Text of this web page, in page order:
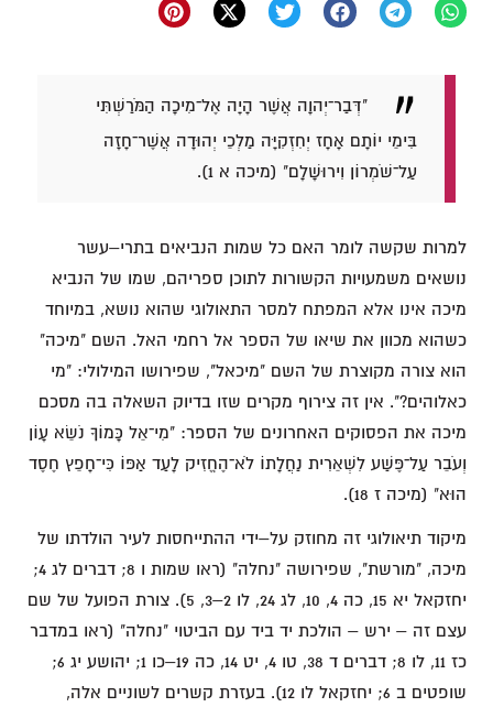
"דְּבַר־יְהוָה אֲשֶׁר הָיָה אֶל־מִיכָה הַמֹּרַשְׁתִּי
בִּימֵי יוֹתָם אָחָז יְחִזְקִיָּה מַלְכֵי יְהוּדָה אֲשֶׁר־חָזָה
עַל־שֹׁמְרוֹן וִירוּשָׁלִָם" (מיכה א 1).
למרות שקשה לומר האם כל שמות הנביאים בתרי–עשר
נושאים משמעויות הקשורות לתוכן ספריהם, שמו של הנביא
מיכה אינו אלא המפתח למסר התאולוגי שהוא נושא, במיוחד
כשהוא מכוון את שיאו של הספר אל רחמי האל. השם "מיכה"
הוא צורה מקוצרת של השם "מיכאל", שפירושו המילולי: "מי
כאלוהים?". אין זה צירוף מקרים שזו בדיוק השאלה בה מסכם
מיכה את הפסוקים האחרונים של הספר: "מִי־אֵל כָּמוֹךָ נֹשֵׂא עָוֹן
וְעֹבֵר עַל־פֶּשַׁע לִשְׁאֵרִית נַחֲלָתוֹ לֹא־הֶחֱזִיק לָעַד אַפּוֹ כִּי־חָפֵץ חֶסֶד
הוּא" (מיכה ז 18).
מיקוד תיאולוגי זה מחוזק על–ידי ההתייחסות לעיר הולדתו של
מיכה, "מורשת", שפירושה "נחלה" (ראו שמות ו 8; דברים לג 4;
יחזקאל יא 15, כה 4, 10, לג 24, לו 2–3, 5). צורת הפועל של שם
עצם זה – ירש – הולכת יד ביד עם הביטוי "נחלה" (ראו במדבר
כז 11, לו 8; דברים ד 38, טו 4, יט 14, כה 19–כו 1; יהושע יג 6;
שופטים ב 6; יחזקאל לו 12). בעזרת קשרים לשוניים אלה,